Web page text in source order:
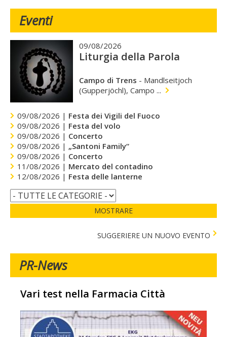
Eventi
09/08/2026
Liturgia della Parola
Campo di Trens - Mandlseitjoch
(Gupperjöchl), Campo ...
09/08/2026 | Festa dei Vigili del Fuoco
09/08/2026 | Festa del volo
09/08/2026 | Concerto
09/08/2026 | „Santoni Family“
09/08/2026 | Concerto
11/08/2026 | Mercato del contadino
12/08/2026 | Festa delle lanterne
MOSTRARE
SUGGERIERE UN NUOVO EVENTO
PR-News
Vari test nella Farmacia Città